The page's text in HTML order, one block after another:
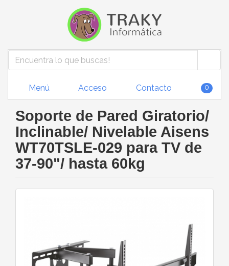
Menú Acceso Contacto 0
Soporte de Pared Giratorio/
Inclinable/ Nivelable Aisens
WT70TSLE-029 para TV de
37-90"/ hasta 60kg